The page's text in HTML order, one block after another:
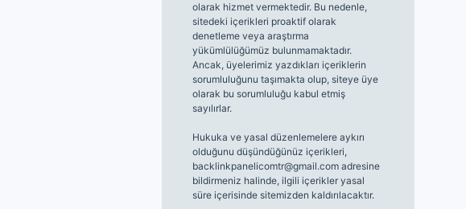
olarak hizmet vermektedir. Bu nedenle,
sitedeki içerikleri proaktif olarak
denetleme veya araştırma
yükümlülüğümüz bulunmamaktadır.
Ancak, üyelerimiz yazdıkları içeriklerin
sorumluluğunu taşımakta olup, siteye üye
olarak bu sorumluluğu kabul etmiş
sayılırlar.
Hukuka ve yasal düzenlemelere aykırı
olduğunu düşündüğünüz içerikleri,
backlinkpanelicomtr@gmail.comadresine
bildirmeniz halinde, ilgili içerikler yasal
süre içerisinde sitemizden kaldırılacaktır.